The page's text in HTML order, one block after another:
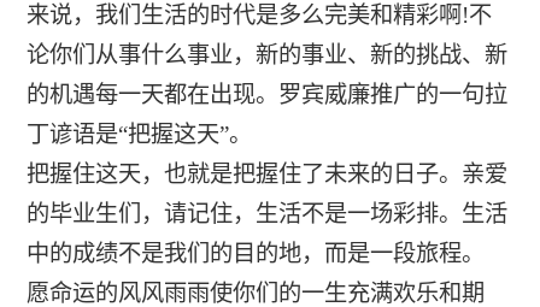
来说，我们生活的时代是多么完美和精彩啊!不
论你们从事什么事业，新的事业、新的挑战、新
的机遇每一天都在出现。罗宾威廉推广的一句拉
丁谚语是“把握这天”。
把握住这天，也就是把握住了未来的日子。亲爱
的毕业生们，请记住，生活不是一场彩排。生活
中的成绩不是我们的目的地，而是一段旅程。
愿命运的风风雨雨使你们的一生充满欢乐和期